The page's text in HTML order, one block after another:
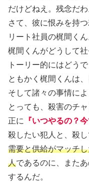
だけどねえ。残念だわ
さて、彼に恨みを持
リート社員の梶間くん
梶間くんがどうして
トーリー的にはどう
ともかく梶間くんは
そして諸々の事情に
とっても、殺害のチ
正に
『いつやるの？
殺したい犯人と、殺し
需要と供給がマッチ
人であるのに、また
するんだ。